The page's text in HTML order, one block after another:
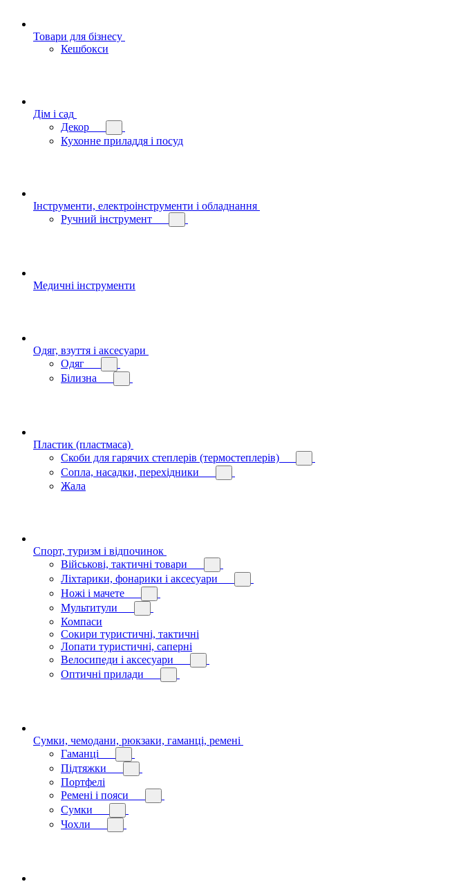
Товари для бізнесу
Кешбокси
Дім і сад
Декор
Кухонне приладдя і посуд
Інструменти, електроінструменти і обладнання
Ручний інструмент
Медичні інструменти
Одяг, взуття і аксесуари
Одяг
Білизна
Пластик (пластмаса)
Скоби для гарячих степлерів (термостеплерів)
Сопла, насадки, перехідники
Жала
Спорт, туризм і відпочинок
Військові, тактичні товари
Ліхтарики, фонарики і аксесуари
Ножі і мачете
Мультитули
Компаси
Сокири туристичні, тактичні
Лопати туристичні, саперні
Велосипеди і аксесуари
Оптичні прилади
Сумки, чемодани, рюкзаки, гаманці, ремені
Гаманці
Підтяжки
Портфелі
Ремені і пояси
Сумки
Чохли